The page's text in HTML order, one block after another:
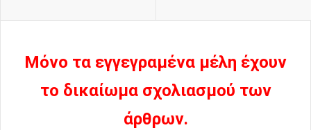
Μόνο τα εγγεγραμένα μέλη έχουν
το δικαίωμα σχολιασμού των
άρθρων.